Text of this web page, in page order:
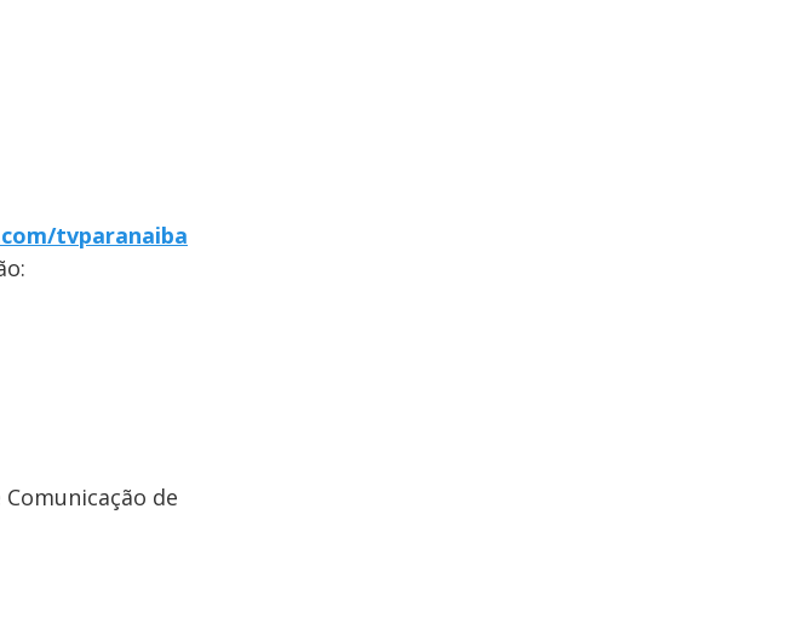
tvparanaiba
de